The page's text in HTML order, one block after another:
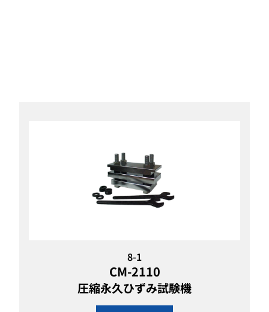
8-1
CM-2110
圧縮永久ひずみ試験機